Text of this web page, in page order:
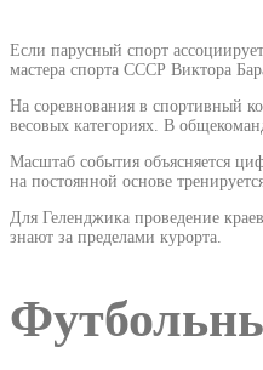
Если парусный спорт
мастера спорта СССР Виктора
На соревнования в спортивный
весовых категориях. В
Масштаб события объясняется
на постоянной основе
Для Геленджика проведение
знают за пределами курорта.